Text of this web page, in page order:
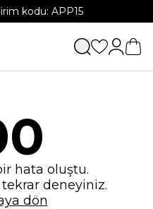
kodu: APP15
hata oluştu.
deneyiniz.
dön